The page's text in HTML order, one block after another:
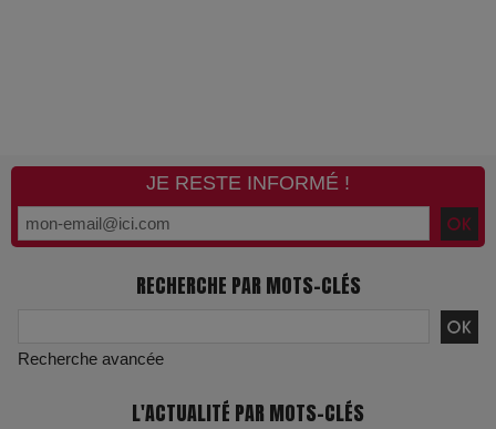
JE RESTE INFORMÉ !
RECHERCHE PAR MOTS-CLÉS
Recherche avancée
L'ACTUALITÉ PAR MOTS-CLÉS